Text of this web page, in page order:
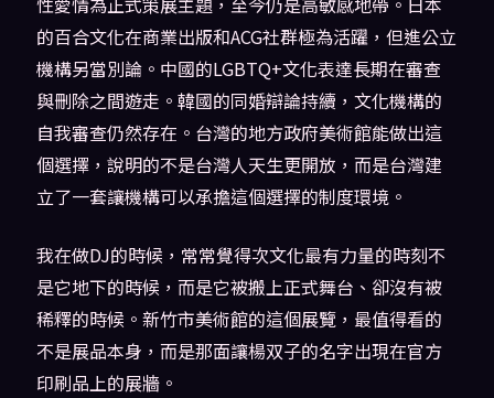
的百合文化在商業出版和ACG社群極為活躍，但進公立
機構另當別論。中國的LGBTQ+文化表達長期在審查
與刪除之間遊走。韓國的同婚辯論持續，文化機構的
自我審查仍然存在。台灣的地方政府美術館能做出這
個選擇，說明的不是台灣人天生更開放，而是台灣建
立了一套讓機構可以承擔這個選擇的制度環境。
我在做DJ的時候，常常覺得次文化最有力量的時刻不
是它地下的時候，而是它被搬上正式舞台、卻沒有被
稀釋的時候。新竹市美術館的這個展覽，最值得看的
不是展品本身，而是那面讓楊双子的名字出現在官方
印刷品上的展牆。